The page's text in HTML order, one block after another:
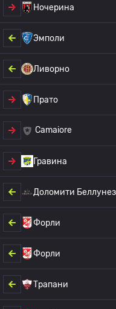
Ночерина
Эмполи
Ливорно
Прато
Camaiore
Гравина
Доломити
Форли
Форли
Трапани